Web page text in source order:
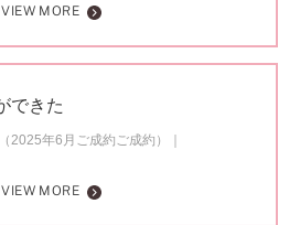
VIEW MORE
できた
2025年6月ご成約ご成約）
VIEW MORE